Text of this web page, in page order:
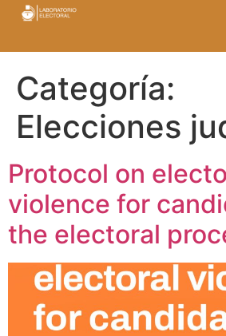
Categoría:
Elecciones
Protocol on
violence for
the electoral